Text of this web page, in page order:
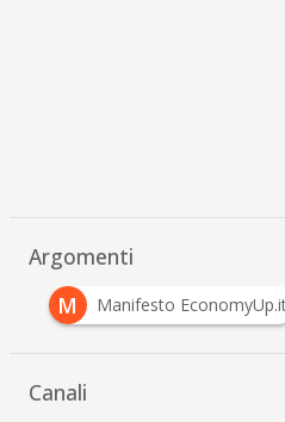
Argomenti
M Manifesto
Canali